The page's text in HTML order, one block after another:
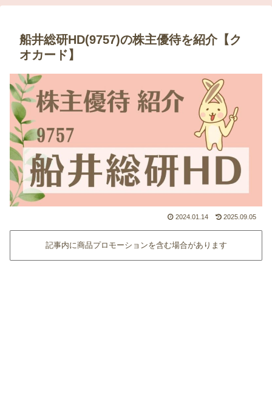
船井総研HD(9757)の株主優待を紹介【ク
オカード】
2024.01.14 2025.09.05
記事内に商品プロモーションを含む場合があります